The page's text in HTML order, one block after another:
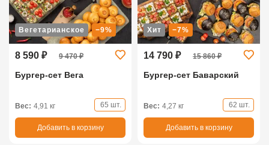
Вегетарианское −9%
8 590 ₽ 9 470 ₽
Бургер-сет Вега
Вес: 4,91 кг 65 шт.
Добавить в корзину
Хит −7%
14 790 ₽ 15 860 ₽
Бургер-сет Баварский
Вес: 4,27 кг 62 шт.
Добавить в корзину